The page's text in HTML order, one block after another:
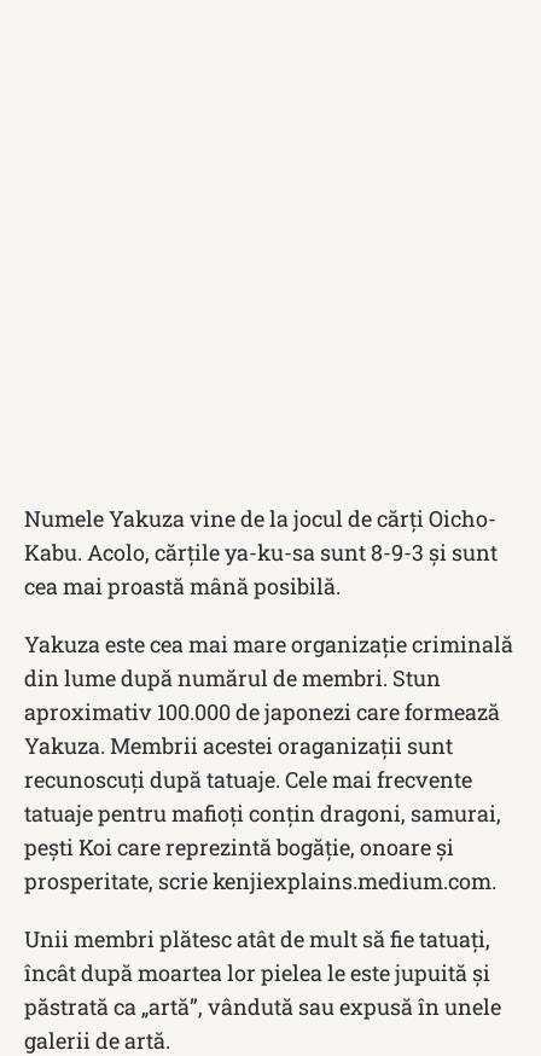
Numele Yakuza vine de la jocul de cărți Oicho-
Kabu. Acolo, cărțile ya-ku-sa sunt 8-9-3 și sunt
cea mai proastă mână posibilă.
Yakuza este cea mai mare organizație criminală
din lume după numărul de membri. Stun
aproximativ 100.000 de japonezi care formează
Yakuza. Membrii acestei oraganizații sunt
recunoscuți după tatuaje. Cele mai frecvente
tatuaje pentru mafioți conțin dragoni, samurai,
pești Koi care reprezintă bogăție, onoare și
prosperitate, scrie kenjiexplains.medium.com.
Unii membri plătesc atât de mult să fie tatuați,
încât după moartea lor pielea le este jupuită și
păstrată ca „artă”, vândută sau expusă în unele
galerii de artă.